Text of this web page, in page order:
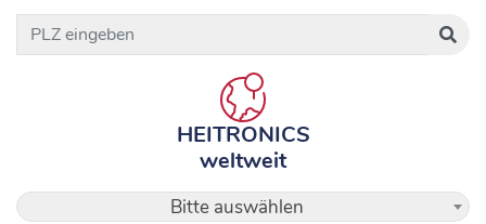
HEITRONICS
weltweit
Bitte auswählen